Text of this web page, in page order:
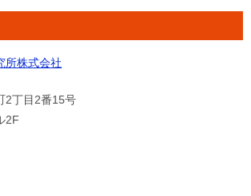
所株式会社
2丁目2番15号
2F